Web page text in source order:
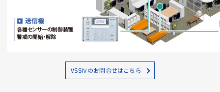
VSSⅣのお問合せはこちら